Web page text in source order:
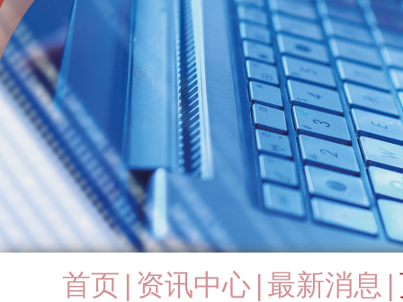
You are here
首页 | 资讯中心 |最新消息 |